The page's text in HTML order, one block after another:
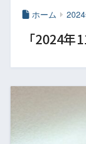
ホーム
「2024